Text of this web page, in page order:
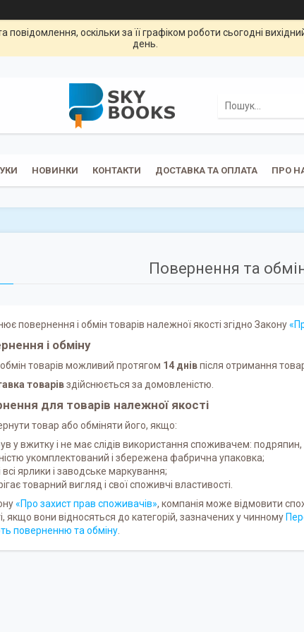
оскільки за її графіком роботи сьогодні
день.
НОВИНКИ КОНТАКТИ ДОСТАВКА ТА ОПЛАТА ПРО
Повернення та
повернення і обмін товарів належної якості згідно Закону
і обміну
товарів можливий протягом 14 днівпісля отримання
товарівздійснюється за домовленістю.
для товарів належної якості
товар або обміняти його, якщо:
у вжитку і не має слідів використання споживачем: подряпин,
укомплектований і збережена фабрична упаковка;
ярлики і заводське маркування;
товарний вигляд і свої споживчі властивості.
«Про захист прав споживачів», компанія може відмовити
якщо вони відносяться до категорій, зазначених у чинному
поверненню та обміну